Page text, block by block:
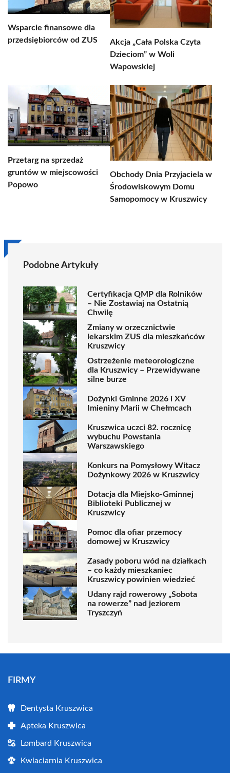
Wsparcie finansowe dla
przedsiębiorców od ZUS
Akcja „Cała Polska Czyta
Dzieciom” w Woli
Wapowskiej
Przetarg na sprzedaż
gruntów w miejscowości
Popowo
Obchody Dnia Przyjaciela w
Środowiskowym Domu
Samopomocy w Kruszwicy
Podobne Artykuły
Certyfikacja QMP dla Rolników
– Nie Zostawiaj na Ostatnią
Chwilę
Zmiany w orzecznictwie
lekarskim ZUS dla mieszkańców
Kruszwicy
Ostrzeżenie meteorologiczne
dla Kruszwicy – Przewidywane
silne burze
Dożynki Gminne 2026 i XV
Imieniny Marii w Chełmcach
Kruszwica uczci 82. rocznicę
wybuchu Powstania
Warszawskiego
Konkurs na Pomysłowy Witacz
Dożynkowy 2026 w Kruszwicy
Dotacja dla Miejsko-Gminnej
Biblioteki Publicznej w
Kruszwicy
Pomoc dla ofiar przemocy
domowej w Kruszwicy
Zasady poboru wód na działkach
– co każdy mieszkaniec
Kruszwicy powinien wiedzieć
Udany rajd rowerowy „Sobota
na rowerze” nad jeziorem
Tryszczyń
FIRMY
Dentysta Kruszwica
Apteka Kruszwica
Lombard Kruszwica
Kwiaciarnia Kruszwica